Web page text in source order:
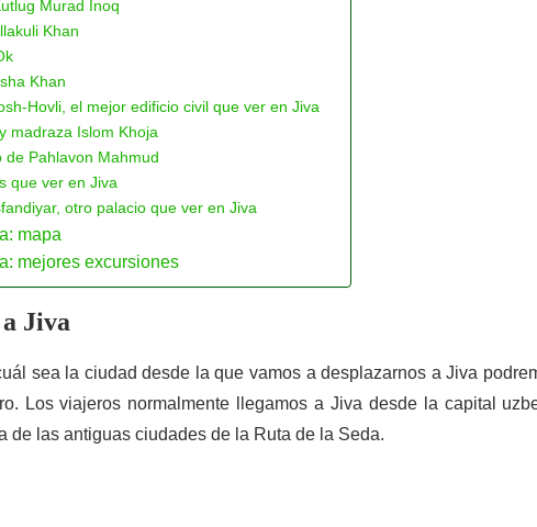
Murad Inoq
Khan
Khan
Hovli, el mejor edificio civil que ver en Jiva
madraza Islom Khoja
de Pahlavon Mahmud
que ver en Jiva
otro palacio que ver en Jiva
mapa
mejores excursiones
Jiva
sea la ciudad desde la que vamos a desplazarnos a Jiva
Los viajeros normalmente llegamos a Jiva desde la capital
de las antiguas ciudades de la Ruta de la Seda.